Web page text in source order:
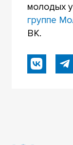
молодых
группе
ВК.